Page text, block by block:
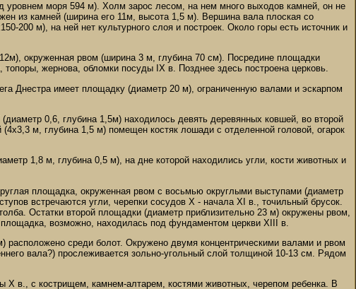
моря 594 м). Холм зарос лесом, на нем много выходов камней, он не
из камней (ширина его 11м, высота 1,5 м). Вершина вала плоская со
200 м), на ней нет культурного слоя и построек. Около горы есть источник и
окруженная рвом (ширина 3 м, глубина 70 см). Посредине площадки
жернова, обломки посуды IX в. Позднее здесь построена церковь.
Днестра имеет площадку (диаметр 20 м), ограниченную валами и эскарпом
0,6, глубина 1,5м) находилось девять деревянных ковшей, во второй
м, глубина 1,5 м) помещен костяк лошади с отделенной головой, огарок
1,8 м, глубина 0,5 м), на дне которой находились угли, кости животных и
площадка, окруженная рвом с восьмью округлыми выступами (диаметр
встречаются угли, черепки сосудов Х - начала XI в., точильный брусок.
Остатки второй площадки (диаметр приблизительно 23 м) окружены рвом,
возможно, находилась под фундаментом церкви XIII в.
среди болот. Окружено двумя концентрическими валами и рвом
вала?) прослеживается зольно-угольный слой толщиной 10-13 см. Рядом
Х в., с кострищем, камнем-алтарем, костями животных, черепом ребенка. В